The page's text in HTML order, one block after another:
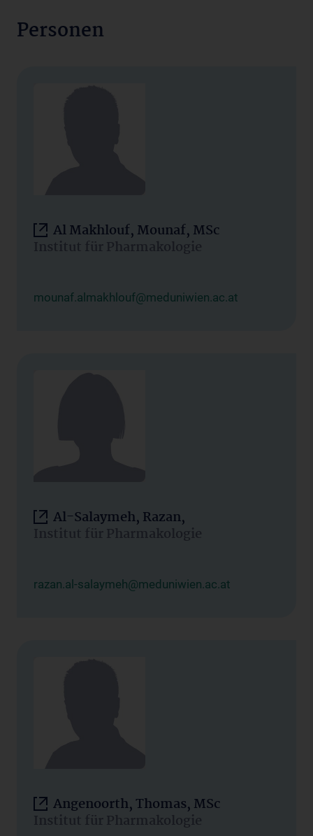
Personen
Al Makhlouf, Mounaf, MSc
Institut für Pharmakologie
mounaf.almakhlouf@meduniwien.ac.at
Al-Salaymeh, Razan,
Institut für Pharmakologie
razan.al-salaymeh@meduniwien.ac.at
Angenoorth, Thomas, MSc
Institut für Pharmakologie